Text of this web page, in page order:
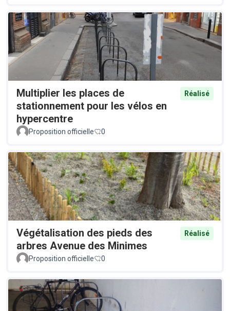
Multiplier les places de
stationnement pour les vélos en
hypercentre
Réalisé
Proposition officielle 0
Végétalisation des pieds des
arbres Avenue des Minimes
Réalisé
Proposition officielle 0